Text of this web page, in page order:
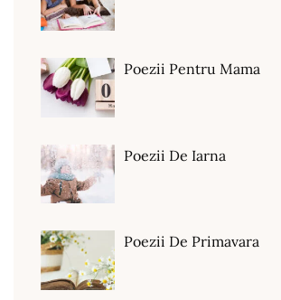
Poezii Pentru Mama
Poezii De Iarna
Poezii De Primavara